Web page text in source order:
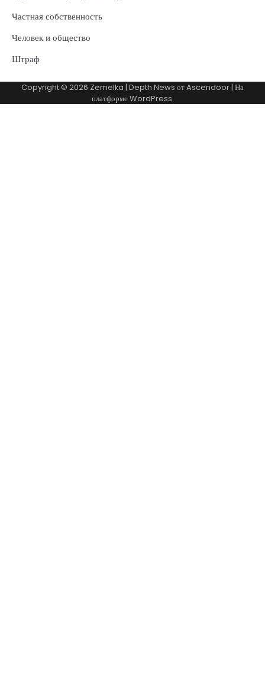
Частная собственность
Человек и общество
Штраф
Copyright © 2026 Zemelka | Depth News отAscendoor| На
платформеWordPress.